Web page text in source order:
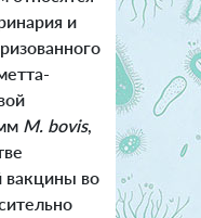
и
M. bovis,
вакцины во